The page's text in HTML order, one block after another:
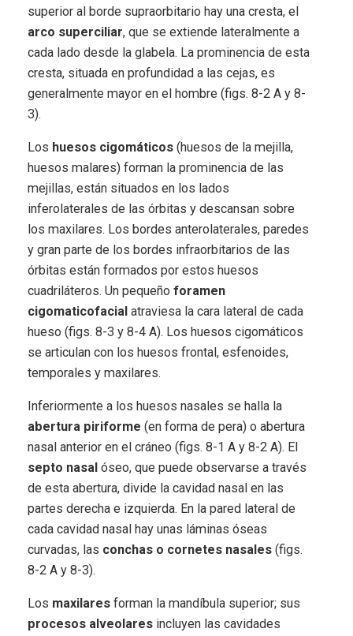
superior al borde supraorbitario hay una cresta, el
arco superciliar, que se extiende lateralmente a
cada lado desde la glabela. La prominencia de esta
cresta, situada en profundidad a las cejas, es
generalmente mayor en el hombre (figs. 8-2 A y 8-
3).
Los huesos cigomáticos (huesos de la mejilla,
huesos malares) forman la prominencia de las
mejillas, están situados en los lados
inferolaterales de las órbitas y descansan sobre
los maxilares. Los bordes anterolaterales, paredes
y gran parte de los bordes infraorbitarios de las
órbitas están formados por estos huesos
cuadriláteros. Un pequeño foramen
cigomaticofacial atraviesa la cara lateral de cada
hueso (figs. 8-3 y 8-4 A). Los huesos cigomáticos
se articulan con los huesos frontal, esfenoides,
temporales y maxilares.
Inferiormente a los huesos nasales se halla la
abertura piriforme (en forma de pera) o abertura
nasal anterior en el cráneo (figs. 8-1 A y 8-2 A). El
septo nasal óseo, que puede observarse a través
de esta abertura, divide la cavidad nasal en las
partes derecha e izquierda. En la pared lateral de
cada cavidad nasal hay unas láminas óseas
curvadas, las conchas o cornetes nasales (figs.
8-2 A y 8-3).
Los maxilares forman la mandíbula superior; sus
procesos alveolares incluyen las cavidades